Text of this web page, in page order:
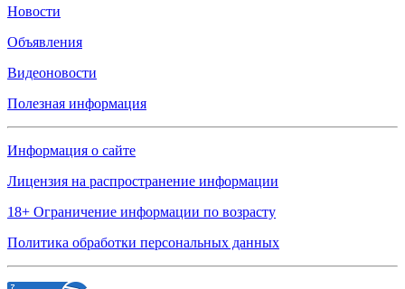
Новости
Объявления
Видеоновости
Полезная информация
Информация о сайте
Лицензия на распространение информации
18+ Ограничение информации по возрасту
Политика обработки персональных данных